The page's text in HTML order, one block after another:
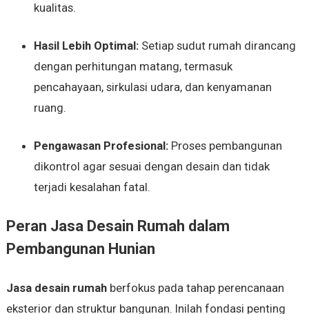
kualitas.
Hasil Lebih Optimal:Setiap sudut rumah dirancang
dengan perhitungan matang, termasuk
pencahayaan, sirkulasi udara, dan kenyamanan
ruang.
Pengawasan Profesional:Proses pembangunan
dikontrol agar sesuai dengan desain dan tidak
terjadi kesalahan fatal.
Peran Jasa Desain Rumah dalam
Pembangunan Hunian
Jasa desain rumahberfokus pada tahap perencanaan
eksterior dan struktur bangunan. Inilah fondasi penting